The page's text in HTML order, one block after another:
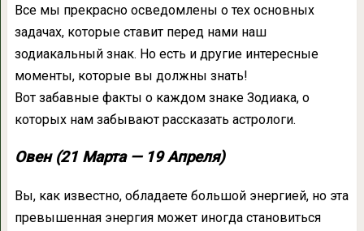
Все мы прекрасно осведомлены о тех основных
задачах, которые ставит перед нами наш
зодиакальный знак. Но есть и другие интересные
моменты, которые вы должны знать!
Вот забавные факты о каждом знаке Зодиака, о
которых нам забывают рассказать астрологи.
Овен (21 Марта — 19 Апреля)
Вы, как известно, обладаете большой энергией, но эта
превышенная энергия может иногда становиться